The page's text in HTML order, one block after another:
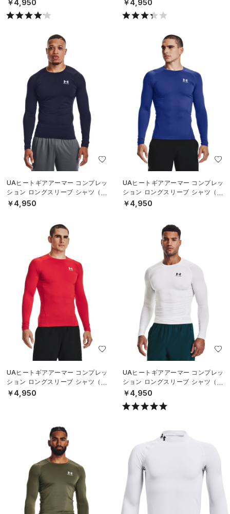
￥4,950 ￥4,950
UAヒートギアアーマー コンプレッ
ション ロングスリーブ シャツ（ト
レーニング/MEN）
￥4,950
UAヒートギアアーマー コンプレッ
ション ロングスリーブ シャツ（ト
レーニング/MEN）
￥4,950
UAヒートギアアーマー コンプレッ
ション ロングスリーブ シャツ（ト
レーニング/MEN）
￥4,950
UAヒートギアアーマー コンプレッ
ション ロングスリーブ シャツ（ト
レーニング/MEN）
￥4,950